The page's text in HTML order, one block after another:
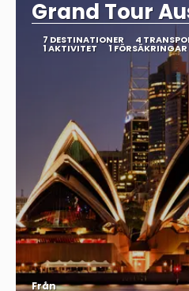
Grand Tour
7 DESTINATIONER 4
1 AKTIVITET 1 FÖRSÄKRINGAR
Från